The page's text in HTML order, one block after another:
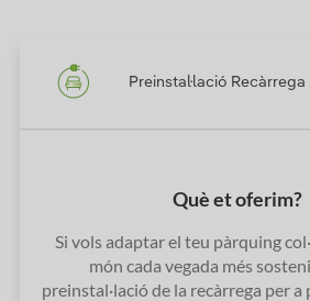
Preinstal·lació
Què et oferim?
Si vols adaptar el teu pàrquing
món cada vegada més
preinstal·lació de la recàrrega per